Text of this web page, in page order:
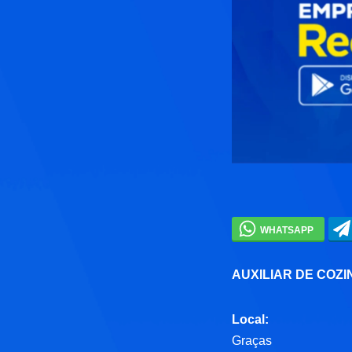
AUXILIAR DE
Local:
Graças